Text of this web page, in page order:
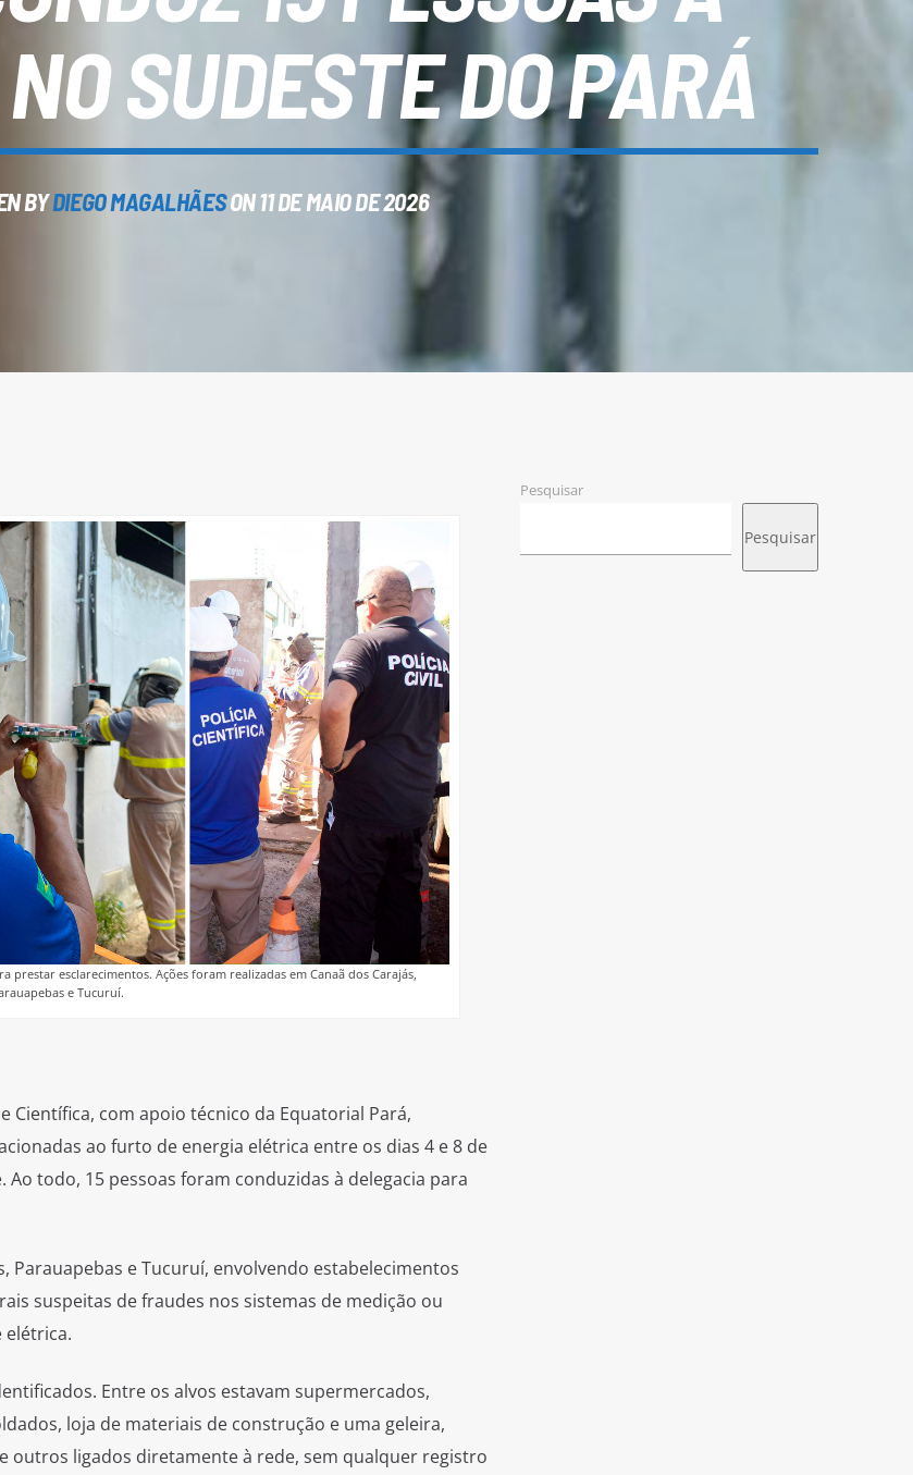
SUDESTE DO PARÁ
BYDIEGO MAGALHÃESON 11 DE MAIO DE 2026
prestar esclarecimentos. Ações foram realizadas em Canaã dos Carajás,
e Tucuruí.
Científica, com apoio técnico da Equatorial Pará,
ao furto de energia elétrica entre os dias 4 e 8 de
todo, 15 pessoas foram conduzidas à delegacia para
Parauapebas e Tucuruí, envolvendo estabelecimentos
suspeitas de fraudes nos sistemas de medição ou
elétrica.
Entre os alvos estavam supermercados,
loja de materiais de construção e uma geleira,
outros ligados diretamente à rede, sem qualquer registro
Pesquisar
Pesquisar